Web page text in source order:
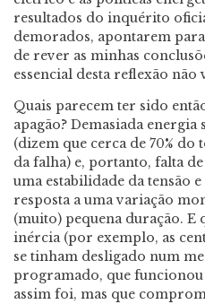
resultados do inquérito
demorados, apontarem
de rever as minhas
essencial desta reflexão não
Quais parecem ter sido
apagão? Demasiada
(dizem que cerca de 70%
da falha) e, portanto, falta
uma estabilidade da tensão
resposta a uma variação
(muito) pequena duração. E
inércia (por exemplo, as
se tinham desligado num
programado, que funcionou
assim foi, mas que